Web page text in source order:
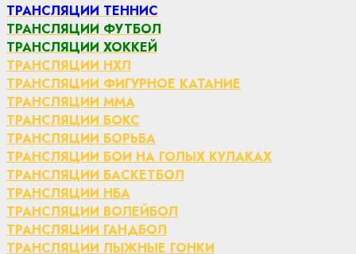
ТРАНСЛЯЦИИ ТЕННИС
ТРАНСЛЯЦИИ ФУТБОЛ
ТРАНСЛЯЦИИ ХОККЕЙ
ТРАНСЛЯЦИИ НХЛ
ТРАНСЛЯЦИИ ФИГУРНОЕ КАТАНИЕ
ТРАНСЛЯЦИИ ММА
ТРАНСЛЯЦИИ БОКС
ТРАНСЛЯЦИИ БОРЬБА
ТРАНСЛЯЦИИ БОИ НА ГОЛЫХ КУЛАКАХ
ТРАНСЛЯЦИИ БАСКЕТБОЛ
ТРАНСЛЯЦИИ НБА
ТРАНСЛЯЦИИ ВОЛЕЙБОЛ
ТРАНСЛЯЦИИ ГАНДБОЛ
ТРАНСЛЯЦИИ ЛЫЖНЫЕ ГОНКИ